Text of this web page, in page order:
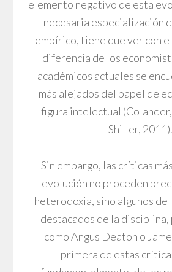
elemento negativo de esta
necesaria especialización
empírico, tiene que ver con
diferencia de los
académicos actuales se
más alejados del papel de
figura intelectual
Shiller, 2011).
Sin embargo, las críticas
evolución no proceden
heterodoxia, sino algunos de
destacados de la
como Angus Deaton o
primera de estas